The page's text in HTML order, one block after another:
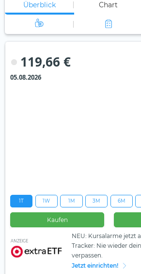
Überblick Chart
119,66 €
05.08.2026
1T 1W 1M 3M 6M
Kaufen
ANZEIGE
NEU: Kursalarme jetzt
Tracker: Nie wieder
verpassen.
Jetzt einrichten!